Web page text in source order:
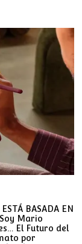
BASADA EN
Soy Mario
El Futuro del
por